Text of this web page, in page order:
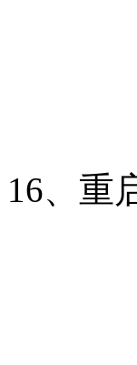
16、重